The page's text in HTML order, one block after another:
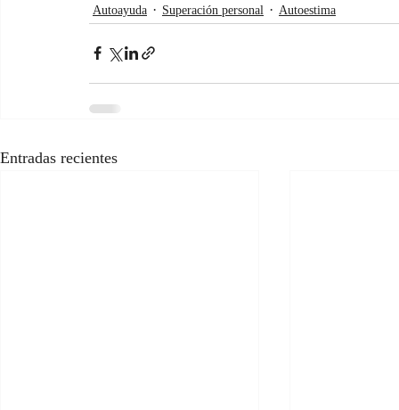
Autoayuda Superación personal Autoestima
Entradas recientes